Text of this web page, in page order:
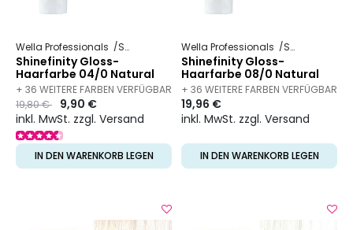
Wella Professionals Shinefinity
Shinefinity Gloss-
Haarfarbe 04/0 Natural
Espresso
+ 36 WEITERE FARBEN VERFÜGBAR
Preis
19,80 €to 9,90 €
inkl. MwSt. zzgl. Versand
IN DEN WARENKORB LEGEN
Wella Professionals Shinefinity
Shinefinity Gloss-
Haarfarbe 08/0 Natural
Latte
+ 36 WEITERE FARBEN VERFÜGBAR
19,96 €
inkl. MwSt. zzgl. Versand
IN DEN WARENKORB LEGEN